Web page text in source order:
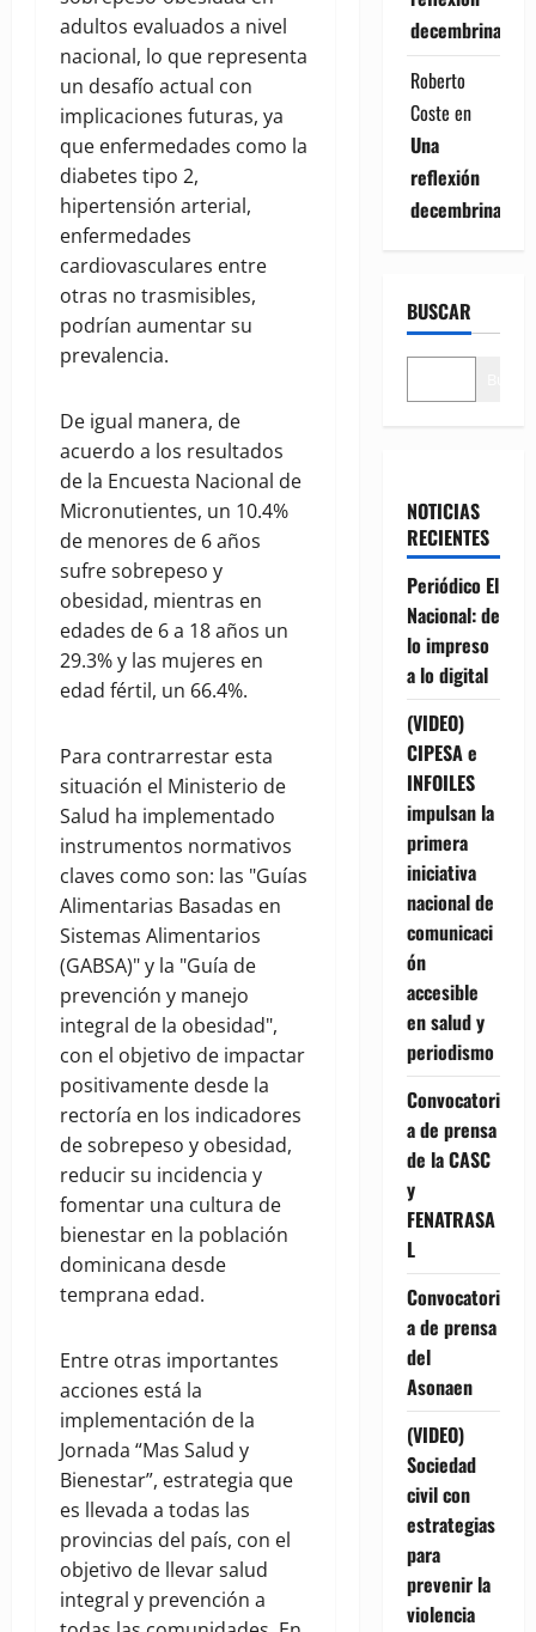
adultos evaluados a nivel
nacional, lo que representa
un desafío actual con
implicaciones futuras, ya
que enfermedades como la
diabetes tipo 2,
hipertensión arterial,
enfermedades
cardiovasculares entre
otras no trasmisibles,
podrían aumentar su
prevalencia.
De igual manera, de
acuerdo a los resultados
de la Encuesta Nacional de
Micronutientes, un 10.4%
de menores de 6 años
sufre sobrepeso y
obesidad, mientras en
edades de 6 a 18 años un
29.3% y las mujeres en
edad fértil, un 66.4%.
Para contrarrestar esta
situación el Ministerio de
Salud ha implementado
instrumentos normativos
claves como son: las "Guías
Alimentarias Basadas en
Sistemas Alimentarios
(GABSA)" y la "Guía de
prevención y manejo
integral de la obesidad",
con el objetivo de impactar
positivamente desde la
rectoría en los indicadores
de sobrepeso y obesidad,
reducir su incidencia y
fomentar una cultura de
bienestar en la población
dominicana desde
temprana edad.
Entre otras importantes
acciones está la
implementación de la
Jornada “Mas Salud y
Bienestar”, estrategia que
es llevada a todas las
provincias del país, con el
objetivo de llevar salud
integral y prevención a
decembrina
Roberto
Coste en
Una
reflexión
decembrina
BUSCAR
NOTICIAS
RECIENTES
Periódico El
Nacional: de
lo impreso
a lo digital
(VIDEO)
CIPESA e
INFOILES
impulsan la
primera
iniciativa
nacional de
comunicaci
ón
accesible
en salud y
periodismo
Convocatori
a de prensa
de la CASC
y
FENATRASA
L
Convocatori
a de prensa
del
Asonaen
(VIDEO)
Sociedad
civil con
estrategias
para
prevenir la
violencia